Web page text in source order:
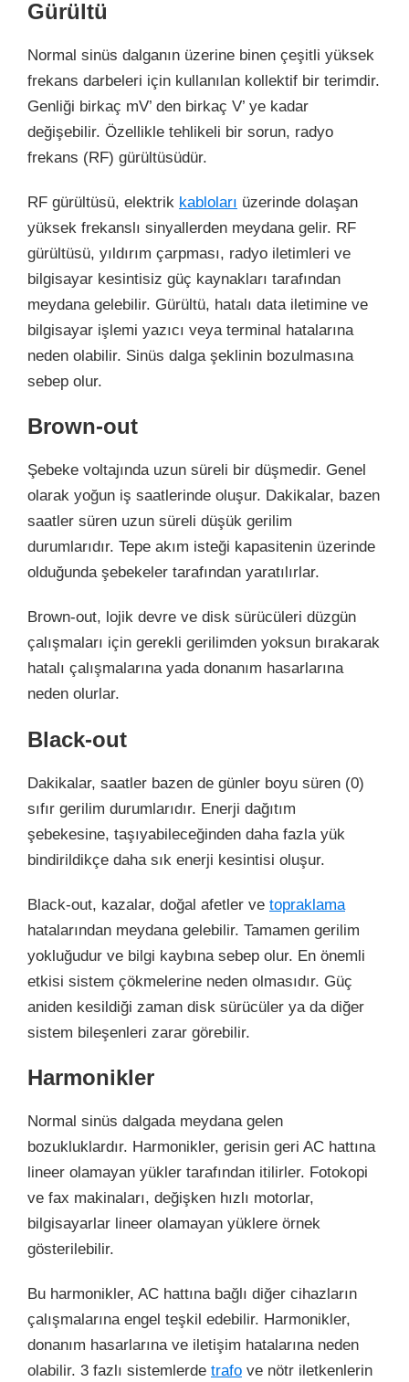
Gürültü
Normal sinüs dalganın üzerine binen çeşitli yüksek
frekans darbeleri için kullanılan kollektif bir terimdir.
Genliği birkaç mV’ den birkaç V’ ye kadar
değişebilir. Özellikle tehlikeli bir sorun, radyo
frekans (RF) gürültüsüdür.
RF gürültüsü, elektrik kabloları üzerinde dolaşan
yüksek frekanslı sinyallerden meydana gelir. RF
gürültüsü, yıldırım çarpması, radyo iletimleri ve
bilgisayar kesintisiz güç kaynakları tarafından
meydana gelebilir. Gürültü, hatalı data iletimine ve
bilgisayar işlemi yazıcı veya terminal hatalarına
neden olabilir. Sinüs dalga şeklinin bozulmasına
sebep olur.
Brown-out
Şebeke voltajında uzun süreli bir düşmedir. Genel
olarak yoğun iş saatlerinde oluşur. Dakikalar, bazen
saatler süren uzun süreli düşük gerilim
durumlarıdır. Tepe akım isteği kapasitenin üzerinde
olduğunda şebekeler tarafından yaratılırlar.
Brown-out, lojik devre ve disk sürücüleri düzgün
çalışmaları için gerekli gerilimden yoksun bırakarak
hatalı çalışmalarına yada donanım hasarlarına
neden olurlar.
Black-out
Dakikalar, saatler bazen de günler boyu süren (0)
sıfır gerilim durumlarıdır. Enerji dağıtım
şebekesine, taşıyabileceğinden daha fazla yük
bindirildikçe daha sık enerji kesintisi oluşur.
Black-out, kazalar, doğal afetler ve topraklama
hatalarından meydana gelebilir. Tamamen gerilim
yokluğudur ve bilgi kaybına sebep olur. En önemli
etkisi sistem çökmelerine neden olmasıdır. Güç
aniden kesildiği zaman disk sürücüler ya da diğer
sistem bileşenleri zarar görebilir.
Harmonikler
Normal sinüs dalgada meydana gelen
bozukluklardır. Harmonikler, gerisin geri AC hattına
lineer olamayan yükler tarafından itilirler. Fotokopi
ve fax makinaları, değişken hızlı motorlar,
bilgisayarlar lineer olamayan yüklere örnek
gösterilebilir.
Bu harmonikler, AC hattına bağlı diğer cihazların
çalışmalarına engel teşkil edebilir. Harmonikler,
donanım hasarlarına ve iletişim hatalarına neden
olabilir. 3 fazlı sistemlerde trafo ve nötr iletkenlerin